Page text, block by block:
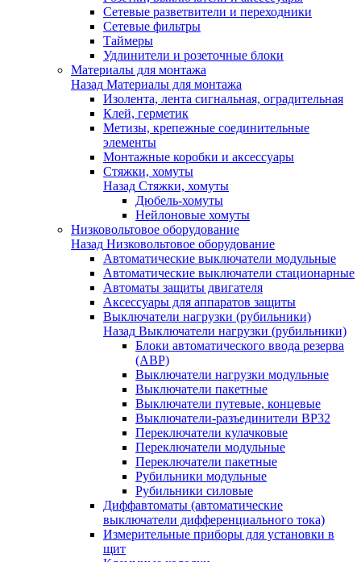
Сетевые разветвители и переходники
Сетевые фильтры
Таймеры
Удлинители и розеточные блоки
Материалы для монтажа
Назад Материалы для монтажа
Изолента, лента сигнальная, оградительная
Клей, герметик
Метизы, крепежные соединительные
элементы
Монтажные коробки и аксессуары
Стяжки, хомуты
Назад Стяжки, хомуты
Дюбель-хомуты
Нейлоновые хомуты
Низковольтовое оборудование
Назад Низковольтовое оборудование
Автоматические выключатели модульные
Автоматические выключатели стационарные
Автоматы защиты двигателя
Аксессуары для аппаратов защиты
Выключатели нагрузки (рубильники)
Назад Выключатели нагрузки (рубильники)
Блоки автоматического ввода резерва
(АВР)
Выключатели нагрузки модульные
Выключатели пакетные
Выключатели путевые, концевые
Выключатели-разъединители ВР32
Переключатели кулачковые
Переключатели модульные
Переключатели пакетные
Рубильники модульные
Рубильники силовые
Диффавтоматы (автоматические
выключатели дифференциального тока)
Измерительные приборы для установки в
щит